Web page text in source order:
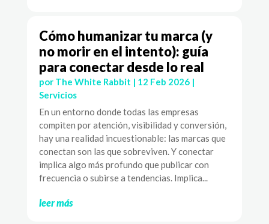
Cómo humanizar tu marca (y
no morir en el intento): guía
para conectar desde lo real
por The White Rabbit | 12 Feb 2026|
Servicios
En un entorno donde todas las empresas
compiten por atención, visibilidad y conversión,
hay una realidad incuestionable: las marcas que
conectan son las que sobreviven. Y conectar
implica algo más profundo que publicar con
frecuencia o subirse a tendencias. Implica...
leer más